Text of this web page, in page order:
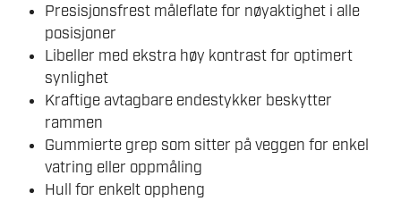
Presisjonsfrest måleflate for nøyaktighet i alle
posisjoner
Libeller med ekstra høy kontrast for optimert
synlighet
Kraftige avtagbare endestykker beskytter
rammen
Gummierte grep som sitter på veggen for enkel
vatring eller oppmåling
Hull for enkelt oppheng